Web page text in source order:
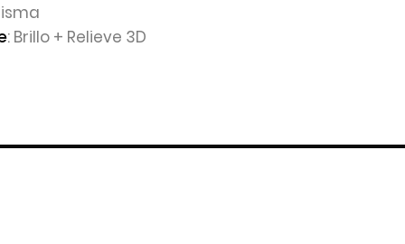
: Brillo + Relieve 3D